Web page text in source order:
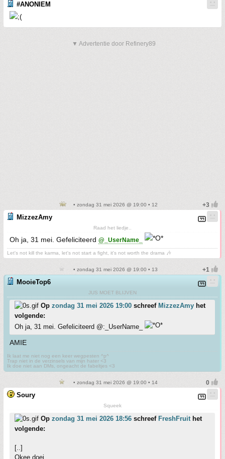
#ANONIEM
▼ Advertentie door Refinery89
• zondag 31 mei 2026 @ 19:00 • 12
MizzezAmy
Raad het liedje..
Oh ja, 31 mei. Gefeliciteerd @_UserName_
Let's not kill the karma, let's not start a fight, it's not worth the drama 🎶
• zondag 31 mei 2026 @ 19:00 • 13
MooieTop6
JUS MOET BLIJVEN
Op zondag 31 mei 2026 19:00 schreef MizzezAmy het
volgende:
Oh ja, 31 mei. Gefeliciteerd @:_UserName_
AMIE
Ik laat me niet nog een keer wegpesten ^p^
Trap niet in de verzinsels van mijn hater <3
Ik doe niet aan DMs, ongeacht de fabeltjes <3
• zondag 31 mei 2026 @ 19:00 • 14
Soury
Squeek
Op zondag 31 mei 2026 18:56 schreef FreshFruithet
volgende:
[..]
Okee doei.